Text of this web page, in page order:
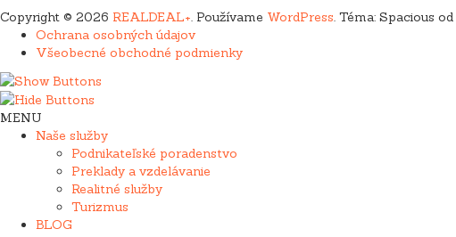
Copyright © 2026 REALDEAL+. Používame WordPress. Téma: Spacious od
Ochrana osobných údajov
Všeobecné obchodné podmienky
MENU
Naše služby
Podnikateľské poradenstvo
Preklady a vzdelávanie
Realitné služby
Turizmus
BLOG